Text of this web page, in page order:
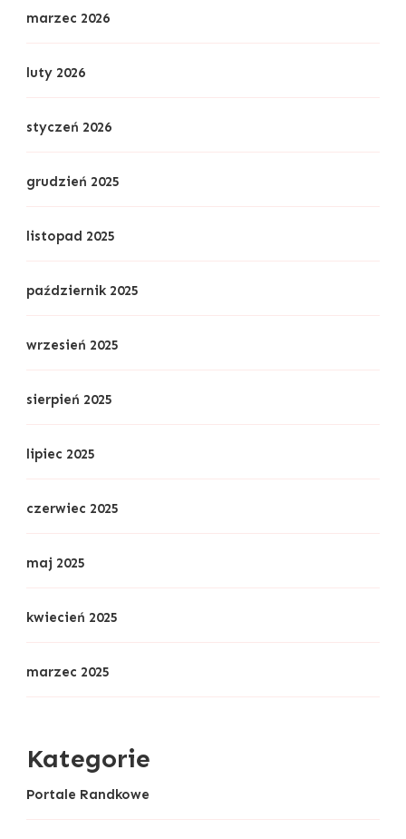
marzec 2026
luty 2026
styczeń 2026
grudzień 2025
listopad 2025
październik 2025
wrzesień 2025
sierpień 2025
lipiec 2025
czerwiec 2025
maj 2025
kwiecień 2025
marzec 2025
Kategorie
Portale Randkowe